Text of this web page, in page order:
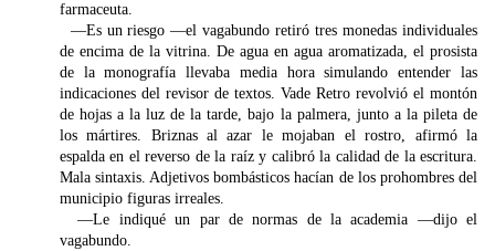
farmaceuta.
—Es un riesgo —el vagabundo retiró tres monedas individuales
de encima de la vitrina. De agua en agua aromatizada, el prosista
de la monografía llevaba media hora simulando entender las
indicaciones del revisor de textos. Vade Retro revolvió el montón
de hojas a la luz de la tarde, bajo la palmera, junto a la pileta de
los mártires. Briznas al azar le mojaban el rostro, afirmó la
espalda en el reverso de la raíz y calibró la calidad de la escritura.
Mala sintaxis. Adjetivos bombásticos hacían de los prohombres del
municipio figuras irreales.
—Le indiqué un par de normas de la academia —dijo el
vagabundo.